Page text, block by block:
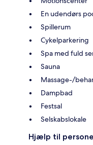
En udendørs
Spillerum
Cykelparkering
Spa med fuld
Sauna
Massage-/
Dampbad
Festsal
Selskabslokale
Hjælp til